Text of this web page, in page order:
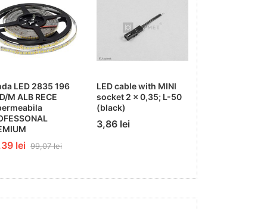
LED 2835 196
M ALB RECE
lei 99,07 lei
LED cable with MINI
socket 2 x 0,35; L-50
(black)
3,86 lei